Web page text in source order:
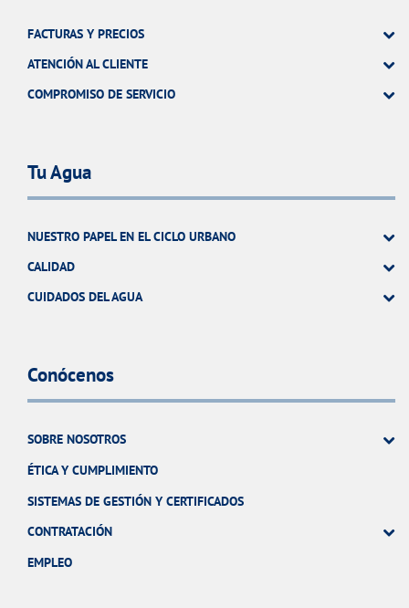
FACTURAS Y PRECIOS
ATENCIÓN AL CLIENTE
COMPROMISO DE SERVICIO
Tu Agua
NUESTRO PAPEL EN EL CICLO URBANO
CALIDAD
CUIDADOS DEL AGUA
Conócenos
SOBRE NOSOTROS
ÉTICA Y CUMPLIMIENTO
SISTEMAS DE GESTIÓN Y CERTIFICADOS
CONTRATACIÓN
EMPLEO